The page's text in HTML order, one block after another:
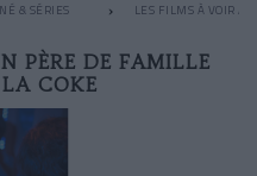
& SÉRIES LES FILMS À VOIR
PÈRE DE FAMILLE
COKE